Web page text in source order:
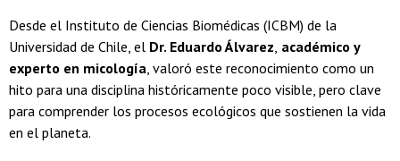
Desde el Instituto de Ciencias Biomédicas (ICBM) de la
Universidad de Chile, el Dr. Eduardo Álvarez académico y
experto en micología , valoró este reconocimiento como un
hito para una disciplina históricamente poco visible, pero clave
para comprender los procesos ecológicos que sostienen la vida
en el planeta.